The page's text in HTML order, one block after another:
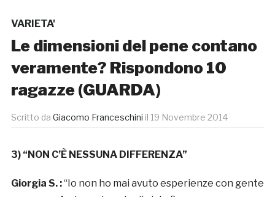
VARIETA'
Le dimensioni del pene contano
veramente? Rispondono 10
ragazze (GUARDA)
Scritto da Giacomo Franceschini il 19 Novembre 2014
3) “NON C’È NESSUNA DIFFERENZA”
Giorgia S. :“Io non ho mai avuto esperienze con gente